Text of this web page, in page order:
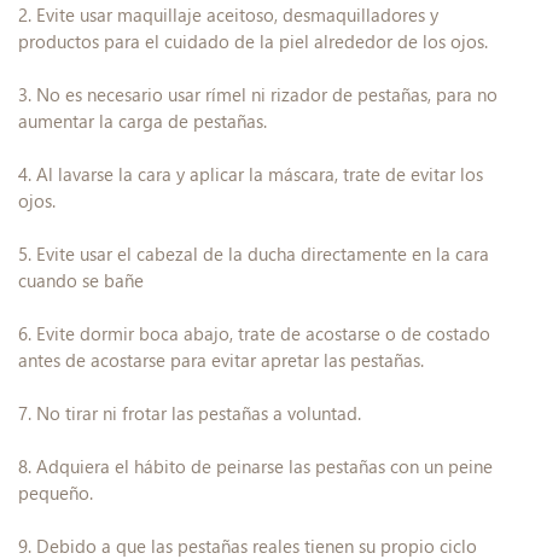
2. Evite usar maquillaje aceitoso, desmaquilladores y
productos para el cuidado de la piel alrededor de los ojos.
3. No es necesario usar rímel ni rizador de pestañas, para no
aumentar la carga de pestañas.
4. Al lavarse la cara y aplicar la máscara, trate de evitar los
ojos.
5. Evite usar el cabezal de la ducha directamente en la cara
cuando se bañe
6. Evite dormir boca abajo, trate de acostarse o de costado
antes de acostarse para evitar apretar las pestañas.
7. No tirar ni frotar las pestañas a voluntad.
8. Adquiera el hábito de peinarse las pestañas con un peine
pequeño.
9. Debido a que las pestañas reales tienen su propio ciclo